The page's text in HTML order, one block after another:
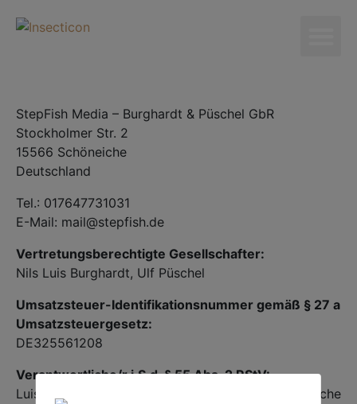
StepFish Media – Burghardt & Püschel GbR
Stockholmer Str. 2
15566 Schöneiche
Deutschland
Tel.: 017647731031
E-Mail: mail@stepfish.de
Vertretungsberechtigte Gesellschafter:
Nils Luis Burghardt, Ulf Püschel
Umsatzsteuer-Identifikationsnummer gemäß § 27 a
Umsatzsteuergesetz:
DE325561208
Verantwortliche/r i.S.d. § 55 Abs. 2 RStV:
Luis Burghardt, Stockholmer Str. 2, 15566 Schöneiche